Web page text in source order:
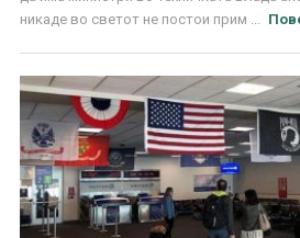
никаде во светот не постои прим ...